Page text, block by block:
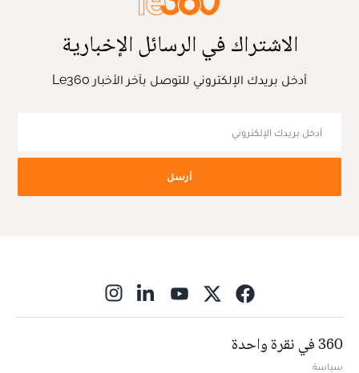
الاشتراك في الرسائل الإخبارية
أدخل بريدك الإلكتروني للتوصل بآخر الأخبار Le360
أرسل
360 في نقرة واحدة
سياسة